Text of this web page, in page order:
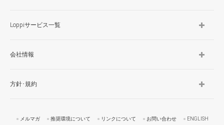
Loppiサービス一覧
会社情報
方針･規約
メルマガ 推奨環境について リンクについて お問い合わせ ENGLISH